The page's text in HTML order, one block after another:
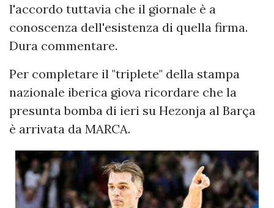
l'accordo tuttavia che il giornale è a
conoscenza dell'esistenza di quella firma.
Dura commentare.
Per completare il "triplete" della stampa
nazionale iberica giova ricordare che la
presunta bomba di ieri su Hezonja al Barça
è arrivata da MARCA.